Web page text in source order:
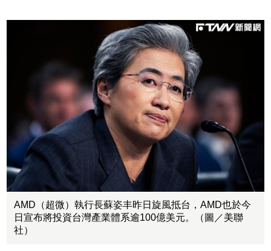
AMD（超微）執行長蘇姿丰昨日旋風抵台，AMD也於今
日宣布將投資台灣產業體系逾100億美元。（圖／美聯
社）